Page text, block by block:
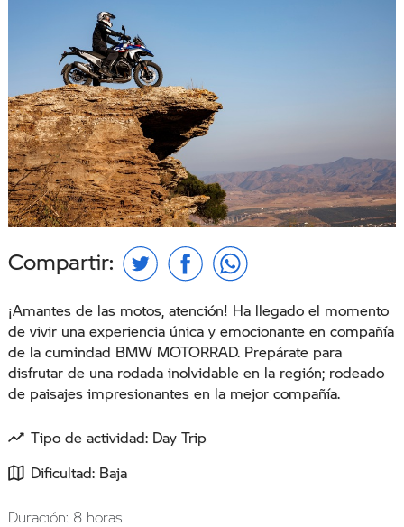
¡Amantes de las motos, atención! Ha llegado el momento
de vivir una experiencia única y emocionante en compañía
de la cumindad BMW MOTORRAD. Prepárate para
disfrutar de una rodada inolvidable en la región; rodeado
de paisajes impresionantes en la mejor compañía.
Tipo de actividad: Day Trip
Dificultad: Baja
Duración: 8 horas
Compartir: